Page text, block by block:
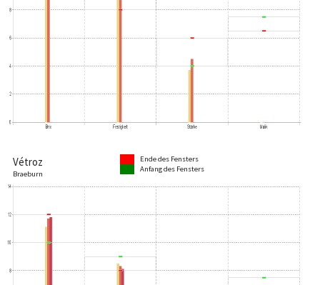
Vétroz
Braeburn
Ende des Fensters
Anfang des Fensters